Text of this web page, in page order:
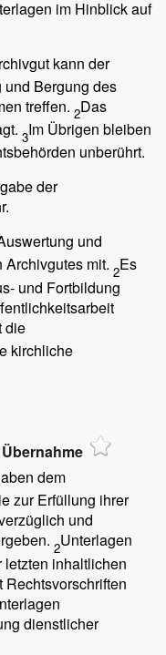
im Hinblick auf
kann der
Bergung des
treffen. 2Das
3Im Übrigen bleiben
unberührt.
der
und
Archivgutes mit. 2Es
und Fortbildung
die
kirchliche
dem
zur Erfüllung ihrer
und
2Unterlagen
letzten inhaltlichen
dienstlicher